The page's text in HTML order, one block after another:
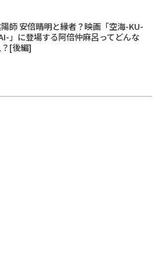
師 安倍晴明と縁者？映画「空海-KU-
」に登場する阿倍仲麻呂ってどんな
？[後編]